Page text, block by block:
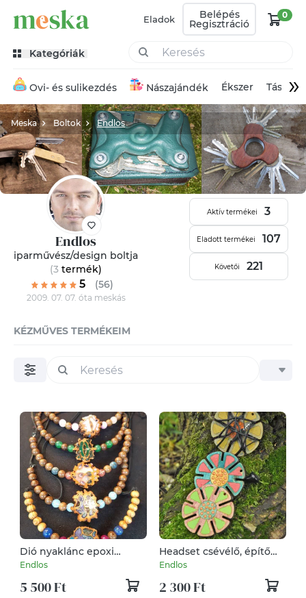
Eladok Belépés
Regisztráció
0
Kategóriák
Ovi- és sulikezdés Nászajándék Ékszer Táska»
Meska Boltok Endlos
Endlos
iparművész/design boltja
(3 termék)
5 (56)
2009. 07. 07. óta meskás
Aktív termékei 3
Eladott termékei 107
Követői 221
KÉZMŰVES TERMÉKEIM
Dió nyaklánc epoxi
fillerrel
Endlos
5 500 Ft
Headset csévélő, építő
játék, karácsonyfadísz,
minek szeretnéd
Endlos
2 300 Ft